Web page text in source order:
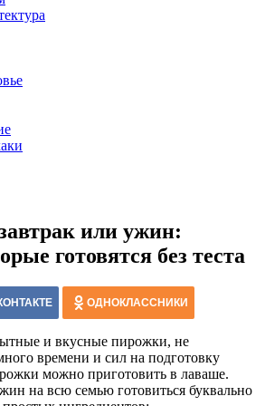
или ужин:
готовятся без теста
ОДНОКЛАССНИКИ
и вкусные пирожки, не
времени и сил на подготовку
можно приготовить в лаваше.
на всю семью готовиться буквально